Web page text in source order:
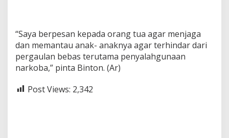
“Saya berpesan kepada orang tua agar menjaga
dan memantau anak- anaknya agar terhindar dari
pergaulan bebas terutama penyalahgunaan
narkoba,” pinta Binton. (Ar)
Post Views: 2,342